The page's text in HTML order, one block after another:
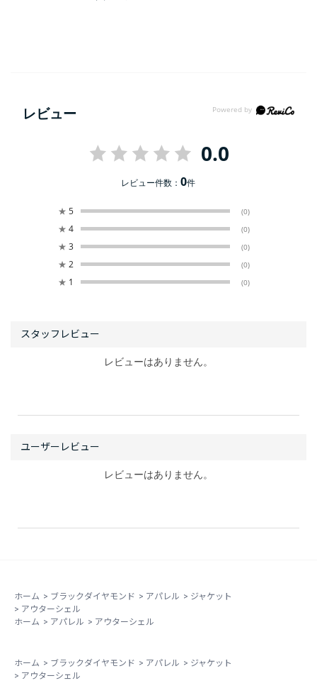
レビュー
0.0
レビュー件数：0件
★ 5 (0)
★ 4 (0)
★ 3 (0)
★ 2 (0)
★ 1 (0)
レビューはありません。
レビューはありません。
ホーム > ブラックダイヤモンド > アパレル > ジャケット
> アウターシェル
ホーム > アパレル > アウターシェル
ホーム > ブラックダイヤモンド > アパレル > ジャケット
> アウターシェル